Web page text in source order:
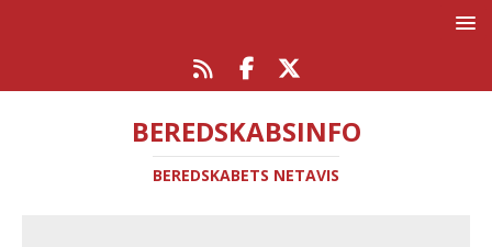
BEREDSKABSINFO
BEREDSKABETS NETAVIS